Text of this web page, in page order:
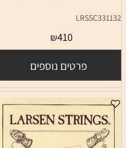
LRSSC331132
₪410
פרטים נוספים